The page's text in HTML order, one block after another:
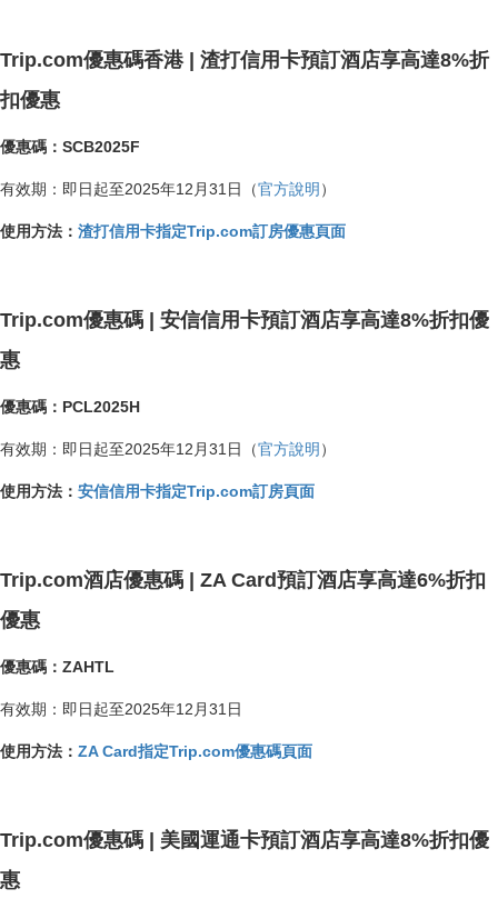
Trip.com優惠碼香港 | 渣打信用卡預訂酒店享高達8%折
扣優惠
優惠碼：SCB2025F
有效期：即日起至2025年12月31日（官方說明 ）
使用方法： 渣打信用卡指定Trip.com訂房優惠頁面
Trip.com優惠碼 | 安信信用卡預訂酒店享高達8%折扣優
惠
優惠碼：PCL2025H
有效期：即日起至2025年12月31日（官方說明 ）
使用方法： 安信信用卡指定Trip.com訂房頁面
Trip.com酒店優惠碼 | ZA Card預訂酒店享高達6%折扣
優惠
優惠碼：ZAHTL
有效期：即日起至2025年12月31日
使用方法： ZA Card指定Trip.com優惠碼頁面
Trip.com優惠碼 | 美國運通卡預訂酒店享高達8%折扣優
惠